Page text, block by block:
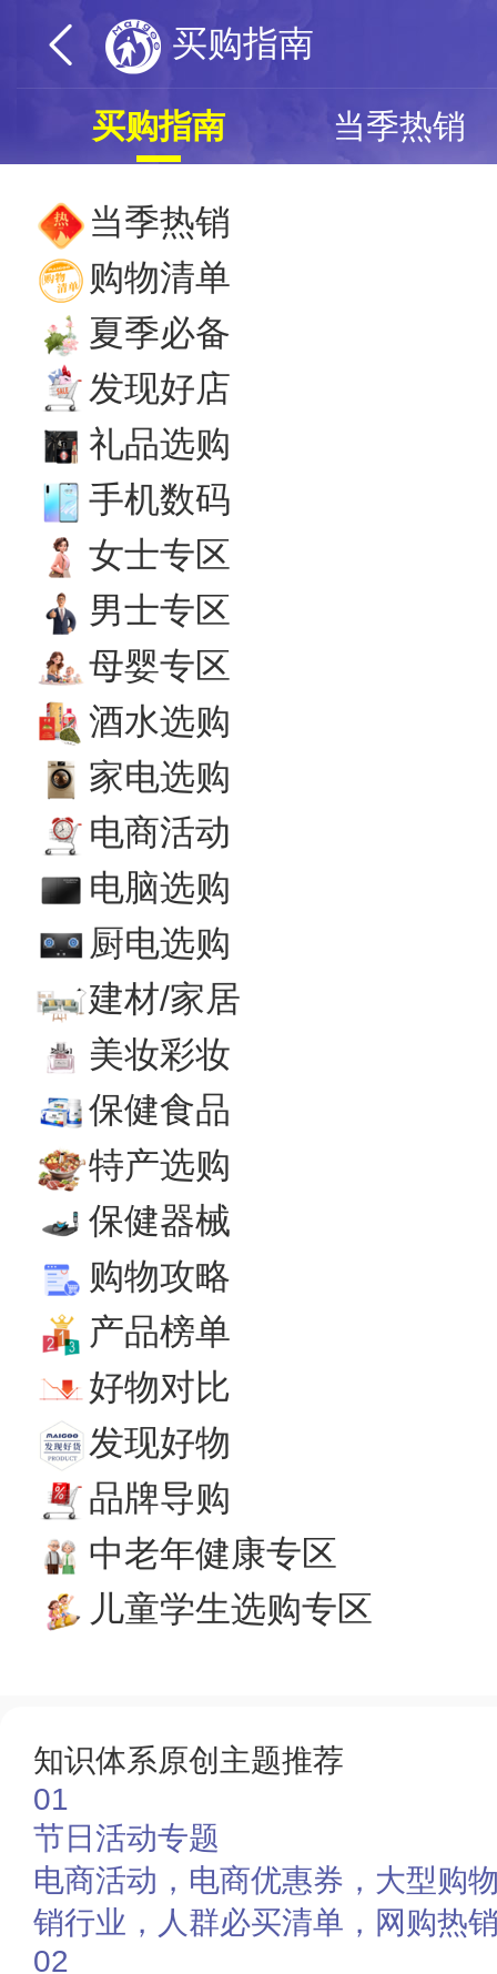
买购指南
买购指南 当季热销
当季热销
购物清单
夏季必备
发现好店
礼品选购
手机数码
女士专区
男士专区
母婴专区
酒水选购
家电选购
电商活动
电脑选购
厨电选购
建材/家居
美妆彩妆
保健食品
特产选购
保健器械
购物攻略
产品榜单
好物对比
发现好物
品牌导购
中老年健康专区
儿童学生选购专区
知识体系原创主题推荐
01
节日活动专题
电商活动，电商优惠券，大型购
销行业，人群必买清单，网购热
02